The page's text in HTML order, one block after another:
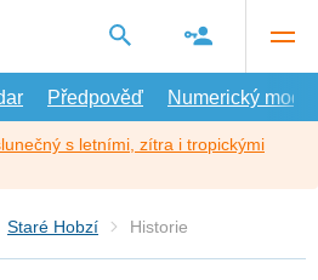
Předpověď Numerický model
s letními, zítra i tropickými
Staré Hobzí Historie